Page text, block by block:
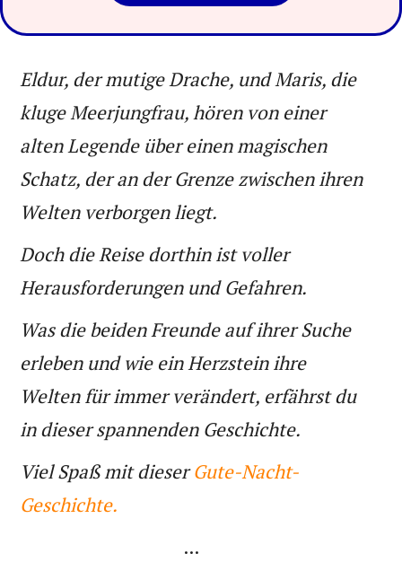
Eldur, der mutige Drache, und Maris, die
kluge Meerjungfrau, hören von einer
alten Legende über einen magischen
Schatz, der an der Grenze zwischen ihren
Welten verborgen liegt.
Doch die Reise dorthin ist voller
Herausforderungen und Gefahren.
Was die beiden Freunde auf ihrer Suche
erleben und wie ein Herzstein ihre
Welten für immer verändert, erfährst du
in dieser spannenden Geschichte.
Viel Spaß mit dieserGute-Nacht-
Geschichte.
...